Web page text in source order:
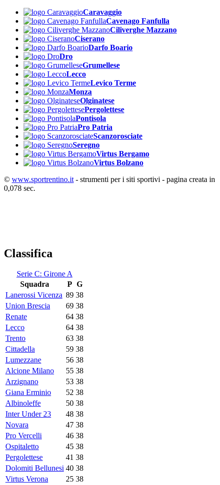
Caravaggio
Cavenago Fanfulla
Ciliverghe Mazzano
Ciserano
Darfo Boario
Dro
Grumellese
Lecco
Levico Terme
Monza
Olginatese
Pergolettese
Pontisola
Pro Patria
Scanzorosciate
Seregno
Virtus Bergamo
Virtus Bolzano
© www.sportrentino.it - strumenti per i siti sportivi - pagina creata in
0,078 sec.
Classifica
Serie C: Girone A
Squadra
P G
Lanerossi Vicenza 89 38
Union Brescia
69 38
Renate
64 38
Lecco
64 38
Trento
63 38
Cittadella
59 38
Lumezzane
56 38
Alcione Milano
55 38
Arzignano
53 38
Giana Erminio
52 38
Albinoleffe
50 38
Inter Under 23
48 38
Novara
47 38
Pro Vercelli
46 38
Ospitaletto
45 38
Pergolettese
41 38
Dolomiti Bellunesi 40 38
Virtus Verona
25 38